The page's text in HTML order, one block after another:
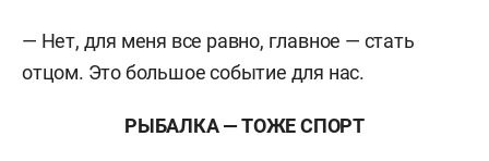
— Нет, для меня все равно, главное — стать
отцом. Это большое событие для нас.
РЫБАЛКА — ТОЖЕ СПОРТ